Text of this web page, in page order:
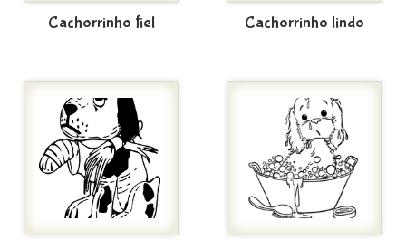
Cachorrinho fiel Cachorrinho lindo